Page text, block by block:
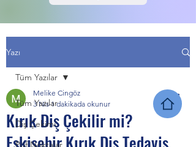
Yazı
Tüm Yazılar
Diş Çekimi
Püf Noktalar
Tüm Yazılar
Kırık Diş Çekilir mi?
Melike Cingöz
3 Nis 1 dakikada okunur